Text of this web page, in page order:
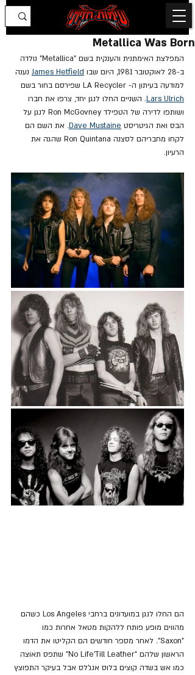
Metallica Was Born
המפלצת האימתנית והענקית בשם "Metallica" נולדה
ב-28 לאוקטובר 1981, היום שבו
James Hetfield נענה
למודעה בעיתון ה- LA Recycler שפירסם בחור בשם
Lars Ulrich. השניים החלו לנגן יחד, צרפו את חברו
ושותפו לדירה של הטפילד Ron McGovney לנגן על
הבס ואת הגיטריסט Dave Mustaine. את השם הם
לקחו מחבריהם לסצנה Ron Quintana שהגה את
הרעיון.
הם החלו לנגן במועדונים ברחבי Los Angeles כשהם
מהווים מופע פותח ללהקות מטאל אחרות כמו
"Saxon". לאחר מספר חודשים הם הקליטו את הדמו
הראשון שלהם "No Life'Till Leather" שתפס תאוצה
כמו אש בשדה קוצים בלוס אנג'לס אבל בעיקר התפוצץ